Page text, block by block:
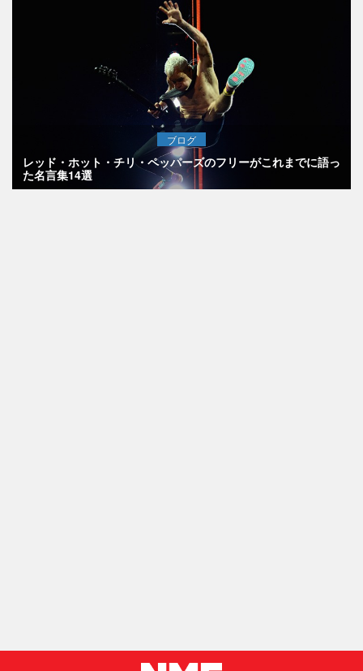
ブログ
レッド・ホット・チリ・ペッパーズのフリーがこれまでに語っ
た名言集14選